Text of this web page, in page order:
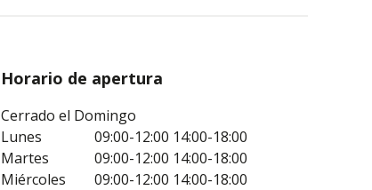
Horario de apertura
Cerrado el Domingo
Lunes
09:00-12:00 14:00-18:00
Martes
09:00-12:00 14:00-18:00
Miércoles
09:00-12:00 14:00-18:00